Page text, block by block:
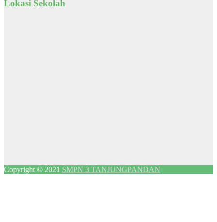
Lokasi Sekolah
Copyright © 2021 SMPN 3 TANJUNGPANDAN